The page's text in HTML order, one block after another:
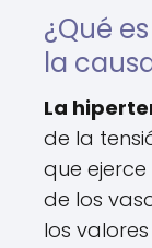
¿Qué
la
La
de la
que
de los
los